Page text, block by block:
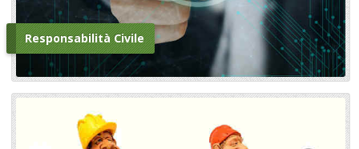
Responsabilità Civile